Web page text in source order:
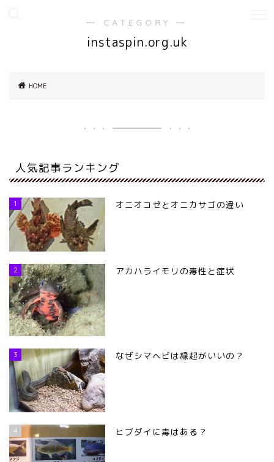
― CATEGORY ―
instaspin.org.uk
HOME
人気記事ランキング
1 オニオコゼとオニカサゴの違い
2 アカハライモリの毒性と症状
3 なぜシマヘビは縁起がいいの？
4 ヒブダイに毒はある？